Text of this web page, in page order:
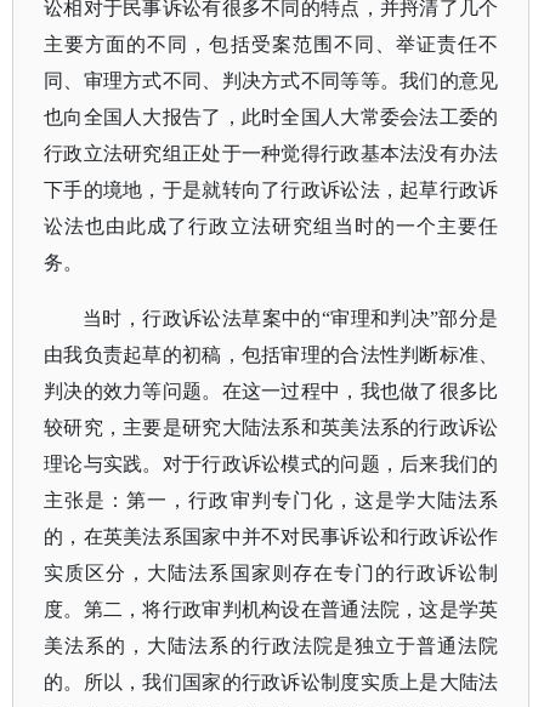
讼相对于民事诉讼有很多不同的特点，并捋清了几个
主要方面的不同，包括受案范围不同、举证责任不
同、审理方式不同、判决方式不同等等。我们的意见
也向全国人大报告了，此时全国人大常委会法工委的
行政立法研究组正处于一种觉得行政基本法没有办法
下手的境地，于是就转向了行政诉讼法，起草行政诉
讼法也由此成了行政立法研究组当时的一个主要任
务。
当时，行政诉讼法草案中的“审理和判决”部分是
由我负责起草的初稿，包括审理的合法性判断标准、
判决的效力等问题。在这一过程中，我也做了很多比
较研究，主要是研究大陆法系和英美法系的行政诉讼
理论与实践。对于行政诉讼模式的问题，后来我们的
主张是：第一，行政审判专门化，这是学大陆法系
的，在英美法系国家中并不对民事诉讼和行政诉讼作
实质区分，大陆法系国家则存在专门的行政诉讼制
度。第二，将行政审判机构设在普通法院，这是学英
美法系的，大陆法系的行政法院是独立于普通法院
的。所以，我们国家的行政诉讼制度实质上是大陆法